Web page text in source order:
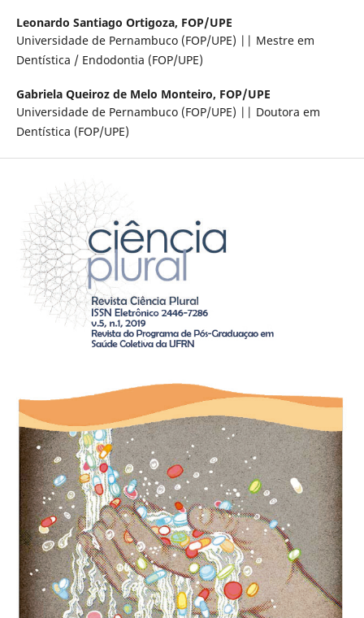
Leonardo Santiago Ortigoza, FOP/UPE
Universidade de Pernambuco (FOP/UPE) || Mestre em
Dentística / Endodontia (FOP/UPE)
Gabriela Queiroz de Melo Monteiro, FOP/UPE
Universidade de Pernambuco (FOP/UPE) || Doutora em
Dentística (FOP/UPE)